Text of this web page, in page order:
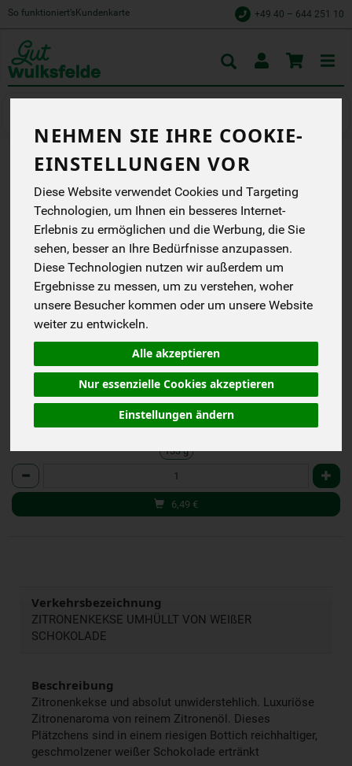
NEHMEN SIE IHRE COOKIE-
EINSTELLUNGEN VOR
Diese Website verwendet Cookies und Targeting
Technologien, um Ihnen ein besseres Internet-
Erlebnis zu ermöglichen und die Werbung, die Sie
sehen, besser an Ihre Bedürfnisse anzupassen.
Diese Technologien nutzen wir außerdem um
Ergebnisse zu messen, um zu verstehen, woher
unsere Besucher kommen oder um unsere Website
weiter zu entwickeln.
Alle akzeptieren
Nur essenzielle Cookies akzeptieren
Einstellungen ändern
So funktioniert’s Kundenkarte +49 40 – 644 251 10
ZITRONENKEKSE MIT
WEISSER SCHOKOLADE
SCHOTTISCHE
ZITRONENKEKSE
UMHÜLLT VON WEIßER
SCHOKOLADE
6,49 € * / 133 g
inkl. 7% MwSt.
133 g
Anzahl
6,49 €
Verkehrsbezeichnung
ZITRONENKEKSE UMHÜLLT VON WEIßER
SCHOKOLADE
Beschreibung
Zitronenkekse und absolut unwiderstehlich. Luxuriöse
Zitronenaroma von reinem Zitronenöl. Dieses
Plätzchens sind in einem riesigen Bottich reichhaltiger,
geschmolzener weißer Schokolade ertränkt
Toggle
cart